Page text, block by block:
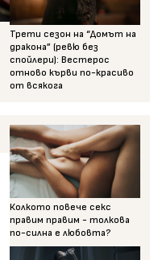
Трети сезон на “Домът на
дракона” (ревю без
спойлери): Вестерос
отново кърви по-красиво
от всякога
Колкото повече секс
правим правим - толкова
по-силна е любовта?